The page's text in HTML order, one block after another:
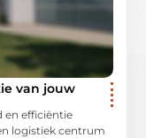
van jouw
en efficiëntie
logistiek centrum